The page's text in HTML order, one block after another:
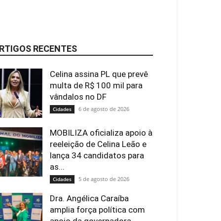
RECENTES
Celina assina PL que prevê
multa de R$ 100 mil para
vândalos no DF
Cidades 6 de agosto de 2026
MOBILIZA oficializa apoio à
reeleição de Celina Leão e
lança 34 candidatos para
as...
Cidades 5 de agosto de 2026
Dra. Angélica Caraíba
amplia força política com